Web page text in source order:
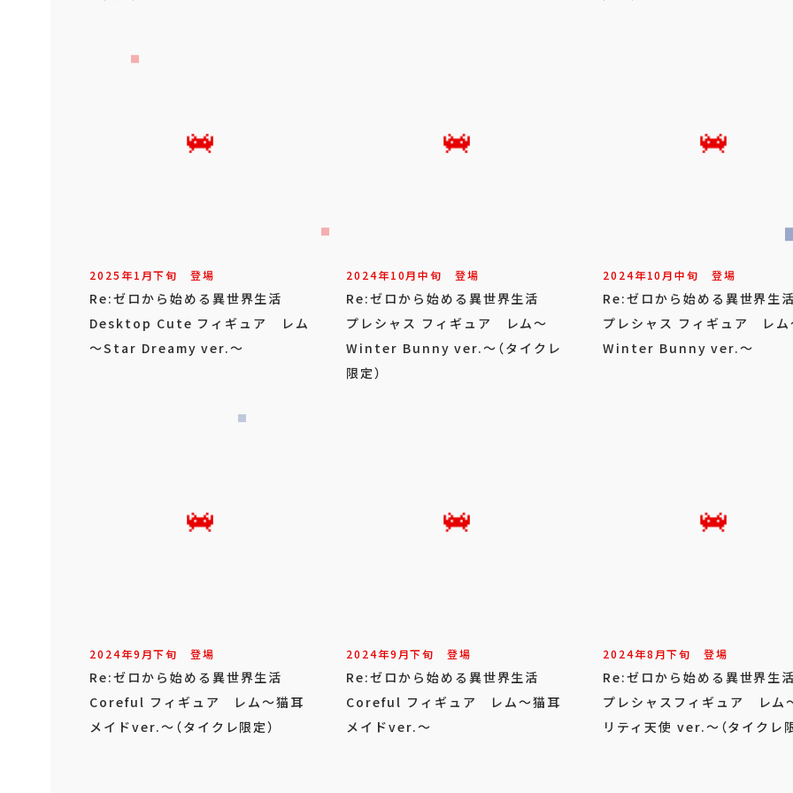
2025年1月下旬 登場
Re:ゼロから始める異世界生活
Desktop Cute フィギュア レム
～Star Dreamy ver.～
2024年10月中旬 登場
Re:ゼロから始める異世界生活
プレシャス フィギュア レム～
Winter Bunny ver.～（タイクレ
限定）
2024年10月中旬 登場
Re:ゼロから始める異世界
プレシャス フィギュア レ
Winter Bunny ver.～
2024年9月下旬 登場
Re:ゼロから始める異世界生活
Coreful フィギュア レム～猫耳
メイドver.～（タイクレ限定）
2024年9月下旬 登場
Re:ゼロから始める異世界生活
Coreful フィギュア レム～猫耳
メイドver.～
2024年8月下旬 登場
Re:ゼロから始める異世界
プレシャスフィギュア レム
リティ天使 ver.～（タイクレ